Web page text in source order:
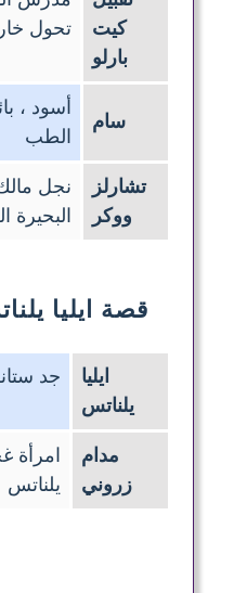
كيت
بارلو
تحول
سام
أسود ،
الطب
تشارلز
ووكر
نجل
البحيرة
قصة ايليا
ايليا
يلناتس
جد
مدام
زروني
امرأة
يلناتس